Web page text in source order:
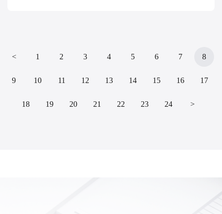
< 1 2 3 4 5 6 7 8
9 10 11 12 13 14 15 16 17
18 19 20 21 22 23 24 >